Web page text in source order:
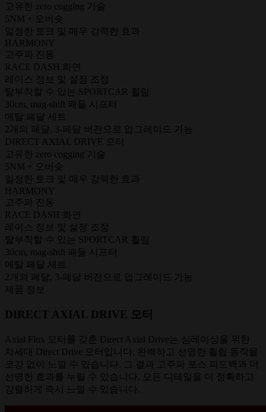
고유한 zero cogging 기술
5NM + 오버슛
일정한 토크 및 매우 강력한 효과
HARMONY
고주파 진동
RACE DASH 화면
레이스 정보 및 설정 조정
탈부착할 수 있는 SPORTCAR 휠림
30cm, mag-shift 패들 시프터
메탈 페달 세트
2개의 페달, 3-페달 버전으로 업그레이드 가능
DIRECT AXIAL DRIVE 모터
고유한 zero cogging 기술
5NM + 오버슛
일정한 토크 및 매우 강력한 효과
HARMONY
고주파 진동
RACE DASH 화면
레이스 정보 및 설정 조정
탈부착할 수 있는 SPORTCAR 휠림
30cm, mag-shift 패들 시프터
메탈 페달 세트
2개의 페달, 3-페달 버전으로 업그레이드 가능
제품 정보
DIRECT AXIAL DRIVE 모터
Axial Flux 모터를 갖춘 Direct Axial Drive는 심레이싱을 위한
차세대 Direct Drive 모터입니다. 완벽하고 선명한 휠림 동작을
코깅 없이 느낄 수 있습니다. 그 결과 고주파 포스 피드백과 더
선명한 효과를 누릴 수 있습니다. 모든 디테일을 더 정확하고
강렬하게 즉시 느낄 수 있습니다.